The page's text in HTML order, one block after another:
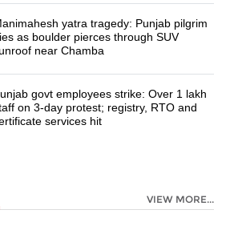
yatra tragedy: Punjab pilgrim
as boulder pierces through SUV
near Chamba
govt employees strike: Over 1 lakh
on 3-day protest; registry, RTO and
services hit
VIEW MORE...